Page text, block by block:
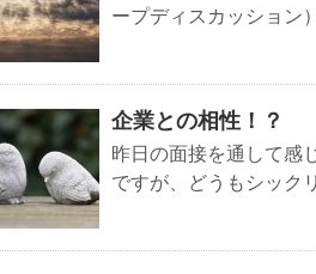
ープディスカッション
企業との相性！？
昨日の面接を通して感
ですが、どうもシック